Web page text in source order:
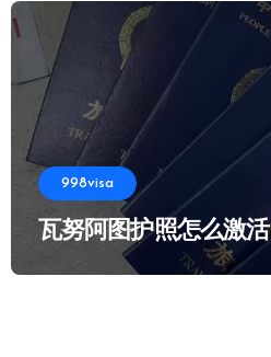
998visa
瓦努阿图护照怎么激活